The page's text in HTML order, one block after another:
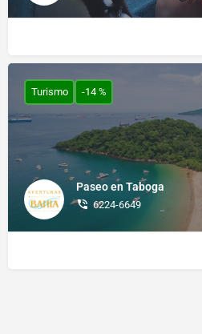
Paseo en Taboga
6224-6649
Turismo -14 %